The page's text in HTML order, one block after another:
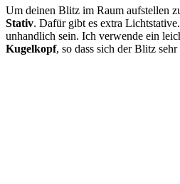
Um deinen Blitz im Raum aufstellen
Stativ. Dafür gibt es extra
unhandlich sein. Ich verwende ein
Kugelkopf, so dass sich der Blitz